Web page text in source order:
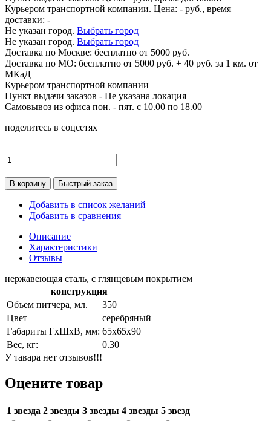
Курьером транспортной компании. Цена: - руб., время
доставки: -
Не указан город. Выбрать город
Не указан город. Выбрать город
Доставка по Москве: бесплатно от 5000 руб.
Доставка по МО: бесплатно от 5000 руб. + 40 руб. за 1 км. от
МКаД
Курьером транспортной компании
Пункт выдачи заказов - Не указана локация
Самовывоз из офиса пон. - пят. с 10.00 по 18.00
поделитесь в соцсетях
В корзину Быстрый заказ
Добавить в список желаний
Добавить в сравнения
Описание
Характеристики
Отзывы
нержавеющая сталь, с глянцевым покрытием
конструкция
Объем питчера, мл.
350
Цвет
серебряный
Габариты ГхШхВ, мм: 65х65х90
Вес, кг:
0.30
У тавара нет отзывов!!!
Оцените товар
1 звезда 2 звезды 3 звезды 4 звезды 5 звезд